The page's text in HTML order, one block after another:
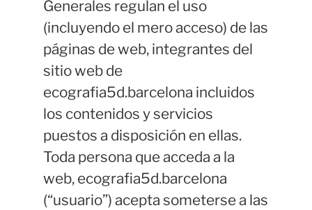
Generales regulan el uso
(incluyendo el mero acceso) de las
páginas de web, integrantes del
sitio web de
ecografia5d.barcelona incluidos
los contenidos y servicios
puestos a disposición en ellas.
Toda persona que acceda a la
web, ecografia5d.barcelona
(“usuario”) acepta someterse a las